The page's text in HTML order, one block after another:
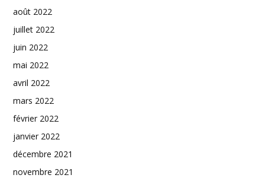
août 2022
juillet 2022
juin 2022
mai 2022
avril 2022
mars 2022
février 2022
janvier 2022
décembre 2021
novembre 2021